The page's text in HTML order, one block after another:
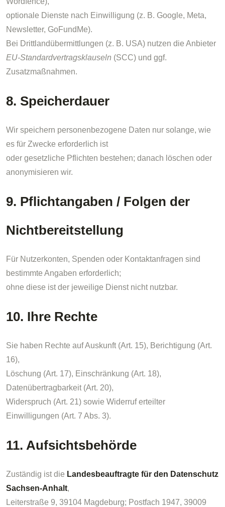
optionale Dienste nach Einwilligung (z. B. Google, Meta,
Newsletter, GoFundMe).
Bei Drittlandübermittlungen (z. B. USA) nutzen die Anbieter
EU-Standardvertragsklauseln (SCC) und ggf.
Zusatzmaßnahmen.
8. Speicherdauer
Wir speichern personenbezogene Daten nur solange, wie
es für Zwecke erforderlich ist
oder gesetzliche Pflichten bestehen; danach löschen oder
anonymisieren wir.
9. Pflichtangaben / Folgen der
Nichtbereitstellung
Für Nutzerkonten, Spenden oder Kontaktanfragen sind
bestimmte Angaben erforderlich;
ohne diese ist der jeweilige Dienst nicht nutzbar.
10. Ihre Rechte
Sie haben Rechte auf Auskunft (Art. 15), Berichtigung (Art.
16),
Löschung (Art. 17), Einschränkung (Art. 18),
Datenübertragbarkeit (Art. 20),
Widerspruch (Art. 21) sowie Widerruf erteilter
Einwilligungen (Art. 7 Abs. 3).
11. Aufsichtsbehörde
Zuständig ist die Landesbeauftragte für den Datenschutz
Sachsen-Anhalt,
Leiterstraße 9, 39104 Magdeburg; Postfach 1947, 39009